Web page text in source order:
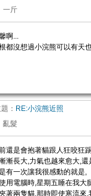
一斤
啊...
都沒想過小浣熊可以有天
： RE:小浣熊近照
亂髮
還是會抱著貓跟人狂咬狂
漸長大,力氣也越來愈大,
有一次讓我很感動的就是,
用電腦時,星期五睡在我大
著兩隻貓,那時即使寒流來